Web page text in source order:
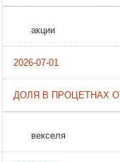
акции
векселя